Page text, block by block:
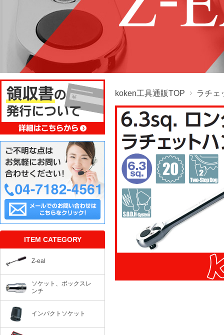
koken工具通販TOP ラチェ
ITEM CATEGORY
Z-eal
ソケット、ボックスレ
ンチ
インパクトソケット